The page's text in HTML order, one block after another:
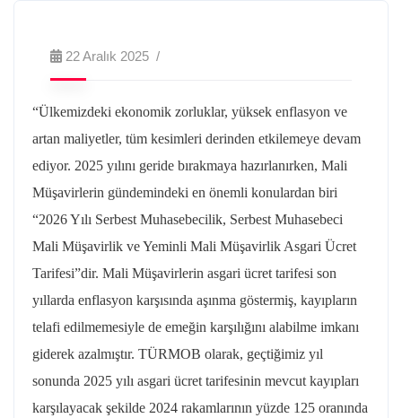
22 Aralık 2025
“Ülkemizdeki ekonomik zorluklar, yüksek enflasyon ve
artan maliyetler, tüm kesimleri derinden etkilemeye devam
ediyor. 2025 yılını geride bırakmaya hazırlanırken, Mali
Müşavirlerin gündemindeki en önemli konulardan biri
“2026 Yılı Serbest Muhasebecilik, Serbest Muhasebeci
Mali Müşavirlik ve Yeminli Mali Müşavirlik Asgari Ücret
Tarifesi”dir. Mali Müşavirlerin asgari ücret tarifesi son
yıllarda enflasyon karşısında aşınma göstermiş, kayıpların
telafi edilmemesiyle de emeğin karşılığını alabilme imkanı
giderek azalmıştır. TÜRMOB olarak, geçtiğimiz yıl
sonunda 2025 yılı asgari ücret tarifesinin mevcut kayıpları
karşılayacak şekilde 2024 rakamlarının yüzde 125 oranında